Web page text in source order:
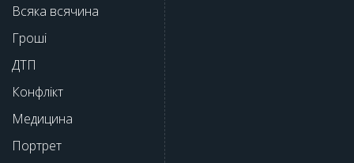
Всяка всячина
Гроші
ДТП
Конфлікт
Медицина
Портрет